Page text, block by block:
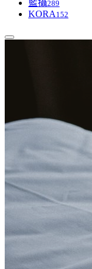
藍攝289
KORA 152